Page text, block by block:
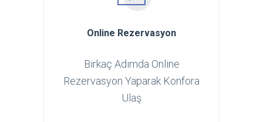
Online Rezervasyon
Birkaç Adımda Online
Rezervasyon Yaparak Konfora
Ulaş